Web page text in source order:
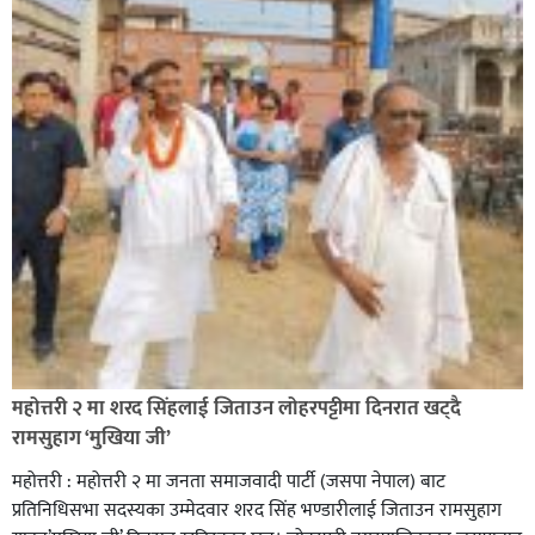
सिराहा-२ मा संजय यादव भिड्ने !
रक्तदान सेवामा जिल्लामै दोस्रो स्थान ल्याएकोमा जनमत नेताद्वय
रेडक्रस सिराहा द्वारा सम्मानित
महोत्तरी २ मा शरद सिंहलाई जिताउन लोहरपट्टीमा दिनरात खट्दै
रामसुहाग ‘मुखिया जी’
महोत्तरी : महोत्तरी २ मा जनता समाजवादी पार्टी (जसपा नेपाल) बाट
प्रतिनिधिसभा सदस्यका उम्मेदवार शरद सिंह भण्डारीलाई जिताउन रामसुहाग